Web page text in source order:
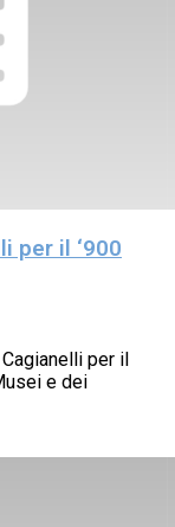
per il ‘900
per il
e dei